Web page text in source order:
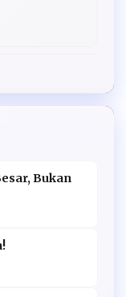
Bukan